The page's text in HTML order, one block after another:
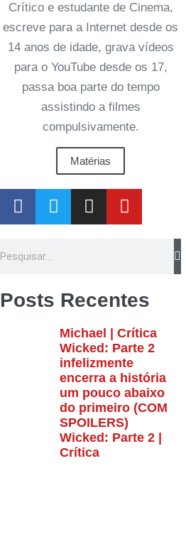
Crítico e estudante de Cinema,
escreve para a Internet desde os
14 anos de idade, grava vídeos
para o YouTube desde os 17,
passa boa parte do tempo
assistindo a filmes
compulsivamente.
Matérias
Posts Recentes
Michael | Crítica
Wicked: Parte 2
infelizmente
encerra a história
um pouco abaixo
do primeiro (COM
SPOILERS)
Wicked: Parte 2 |
Crítica